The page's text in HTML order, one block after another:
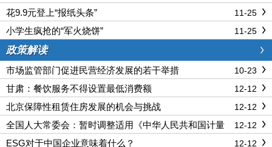
11-25
花9.9元登上“报纸头条”
11-25
小学生疯抢的“军火烧饼”
政策解读
10-23
市场监管部门促进民营经济发展的若干举措
12-12
甘肃：餐饮服务不得设置最低消费额
12-12
北京保障性租赁住房发展的机会与挑战
12-12
全国人大常委会：暂时调整适用《中华人民共和国计量
法》有关规定
12-12
ESG对于中国企业意味着什么？